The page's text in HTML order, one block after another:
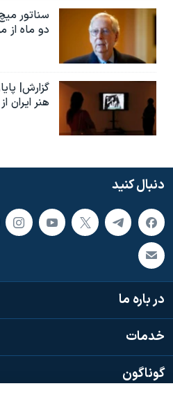
سناتور
دو ماه
گزارش|
هنر ایران
دنبال کنید
در باره ما
خدمات
گوناگون